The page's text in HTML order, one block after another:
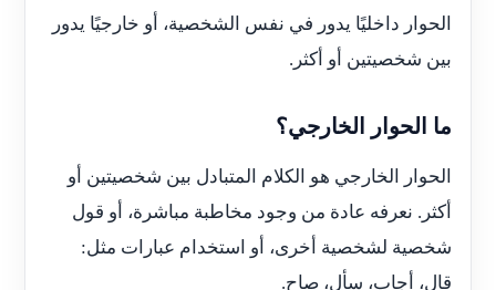
الحوار داخليًا يدور في نفس الشخصية، أو خارجيًا يدور
بين شخصيتين أو أكثر.
ما الحوار الخارجي؟
الحوار الخارجي هو الكلام المتبادل بين شخصيتين أو
أكثر. نعرفه عادة من وجود مخاطبة مباشرة، أو قول
شخصية لشخصية أخرى، أو استخدام عبارات مثل:
قال، أجاب، سأل، صاح.